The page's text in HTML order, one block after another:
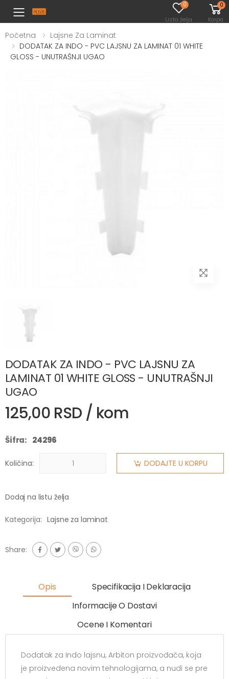
Toggle mobile menu
0
Lista želja
0
Korpa
Početna
Lajsne Za Laminat
DODATAK ZA INDO - PVC LAJSNU ZA LAMINAT 01 WHITE
GLOSS - UNUTRAŠNJI UGAO
DODATAK ZA INDO - PVC LAJSNU ZA
LAMINAT 01 WHITE GLOSS - UNUTRAŠNJI
UGAO
125,00 RSD / kom
Šifra: 24296
Količina: DODAJTE U KORPU
Dodaj na listu želja
Kategorija: Lajsne za laminat
Share:
Opis
Specifikacija I Deklaracija
Informacije O Dostavi
Ocene I Komentari
Dodatak za Indo lajsnu, Arbiton proizvođača, koja
je proizvedena novim tehnologijama, a nudi se pre